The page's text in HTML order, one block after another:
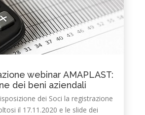
webinar AMAPLAST:
dei beni aziendali
dei Soci la registrazione
il 17.11.2020 e le slide dei